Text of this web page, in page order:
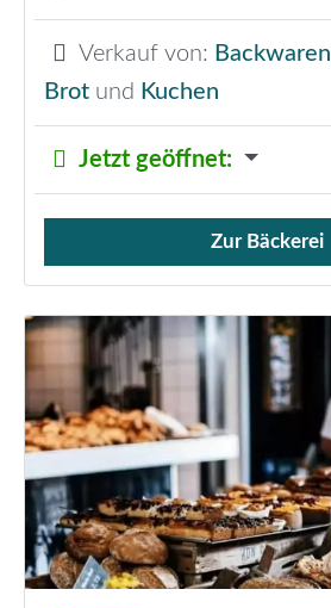
Verkauf von: Backwaren
Brot und Kuchen
Jetzt geöffnet:
Verkauf von Brötchen,
Zur Bäckerei